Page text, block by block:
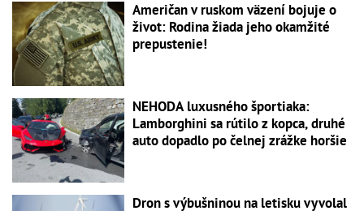
Američan v ruskom väzení bojuje o
život: Rodina žiada jeho okamžité
prepustenie!
NEHODA luxusného športiaka:
Lamborghini sa rútilo z kopca, druhé
auto dopadlo po čelnej zrážke horšie
Dron s výbušninou na letisku vyvolal